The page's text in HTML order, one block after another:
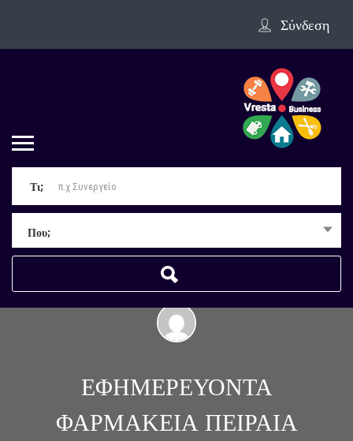
Σύνδεση
Τι;
Που;
ΕΦΗΜΕΡΕΥΟΝΤΑ
ΦΑΡΜΑΚΕΙΑ ΠΕΙΡΑΙΑ